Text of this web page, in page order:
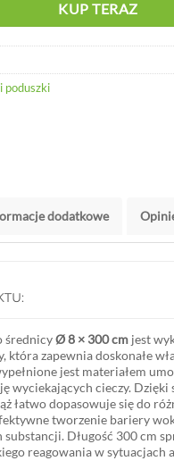
KUP TERAZ
poduszki
dodatkowe
średnicyØ 8 × 300 cm jest
która zapewnia doskonałe
jest materiałem
wyciekających cieczy. Dzięki
łatwo dopasowuje się do
tworzenie bariery
substancji. Długość 300 cm
reagowania w sytuacjach